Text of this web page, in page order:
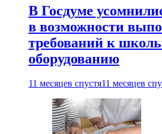
В Госдуме
в возможности
требований к
оборудованию
11 месяцев спустя11 месяцев